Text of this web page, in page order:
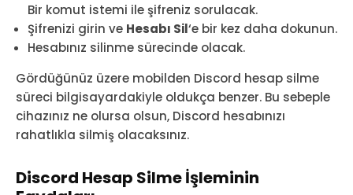
Bir komut istemi ile şifreniz sorulacak.
Şifrenizi girin ve Hesabı Sil‘e bir kez daha dokunun.
Hesabınız silinme sürecinde olacak.
Gördüğünüz üzere mobilden Discord hesap silme
süreci bilgisayardakiyle oldukça benzer. Bu sebeple
cihazınız ne olursa olsun, Discord hesabınızı
rahatlıkla silmiş olacaksınız.
Discord Hesap Silme İşleminin